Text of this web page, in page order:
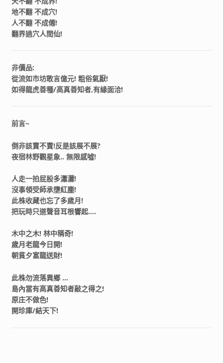
地不翻 不成穴!
人不翻 不成僊!
翻界過穴人間仙!
非價品:
從流如市坊敢言億元! 粗俗氣厭!
如得龍虎善種/高真善知者,有緣面洽!
前言~
倒非該賣不賣!反是該展不展?
夜宿林野觀星象.. 無限感噓!
人走一拍屁股多瀟灑!
沒事領受師承墮紅塵!
此株收藏也忘了多歲月!
把玩時只道聲音耳根響起….
木中之木! 林中稱奇!
歲月老龍今日開!
朝貧夕富龍送財!
此株勿流落異鄉 …
島內當有高真善知者敲之得之!
原庄不做色!
開珍庫/結天下!